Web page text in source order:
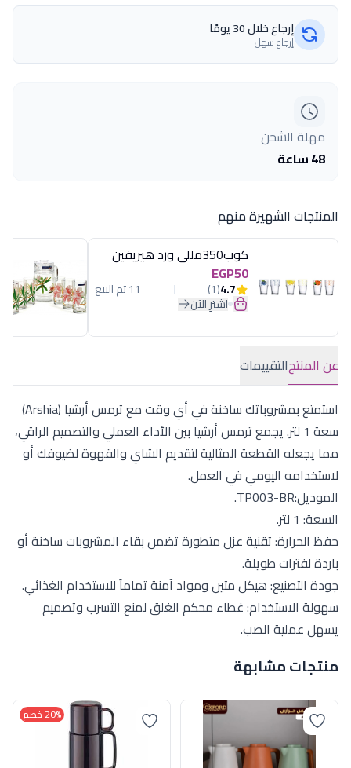
إرجاع خلال 30 يومًا
إرجاع سهل
مهلة الشحن
48 ساعة
المنتجات الشهيرة منهم
كوب350مللى ورد هيريفين
EGP50
4.7
(1) 11 تم البيع
اشترِ الآن
عن المنتجالتقييمات
استمتع بمشروباتك ساخنة في أي وقت مع ترمس أرشيا (Arshia)
سعة 1 لتر. يجمع ترمس أرشيا بين الأداء العملي والتصميم الراقي،
مما يجعله القطعة المثالية لتقديم الشاي والقهوة لضيوفك أو
لاستخدامه اليومي في العمل.
الموديل:TP003-BR.
السعة: 1 لتر.
حفظ الحرارة: تقنية عزل متطورة تضمن بقاء المشروبات ساخنة أو
باردة لفترات طويلة.
جودة التصنيع: هيكل متين ومواد آمنة تماماً للاستخدام الغذائي.
سهولة الاستخدام: غطاء محكم الغلق لمنع التسرب وتصميم
يسهل عملية الصب.
منتجات مشابهة
20% خصم